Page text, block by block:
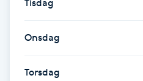
Fransfärgning
Fransförlängning
Tisdag
Onsdag
Torsdag